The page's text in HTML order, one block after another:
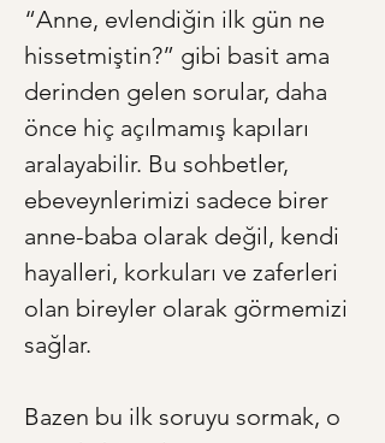
“Anne, evlendiğin ilk gün ne
hissetmiştin?” gibi basit ama
derinden gelen sorular, daha
önce hiç açılmamış kapıları
aralayabilir. Bu sohbetler,
ebeveynlerimizi sadece birer
anne-baba olarak değil, kendi
hayalleri, korkuları ve zaferleri
olan bireyler olarak görmemizi
sağlar.
Bazen bu ilk soruyu sormak, o